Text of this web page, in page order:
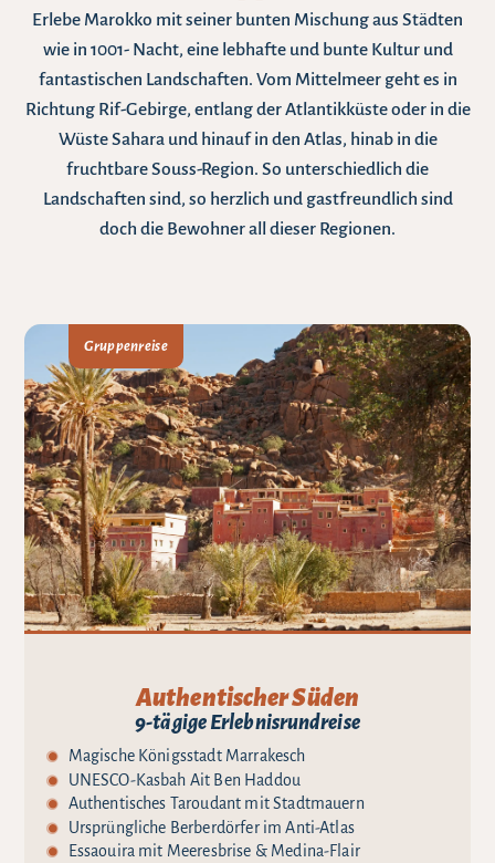
Erlebe Marokko mit seiner bunten Mischung aus Städten
wie in 1001- Nacht, eine lebhafte und bunte Kultur und
fantastischen Landschaften. Vom Mittelmeer geht es in
Richtung Rif-Gebirge, entlang der Atlantikküste oder in die
Wüste Sahara und hinauf in den Atlas, hinab in die
fruchtbare Souss-Region. So unterschiedlich die
Landschaften sind, so herzlich und gastfreundlich sind
doch die Bewohner all dieser Regionen.
Gruppenreise
Authentischer Süden
9-tägige Erlebnisrundreise
Magische Königsstadt Marrakesch
UNESCO-Kasbah Ait Ben Haddou
Authentisches Taroudant mit Stadtmauern
Ursprüngliche Berberdörfer im Anti-Atlas
Essaouira mit Meeresbrise & Medina-Flair